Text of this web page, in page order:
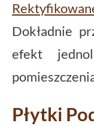
Dokładnie
efekt
Płytki